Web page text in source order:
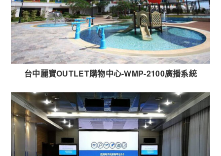
台中麗寶OUTLET購物中心-WMP-2100廣播系統